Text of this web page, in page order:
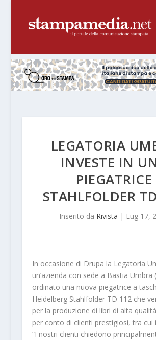
LEGATORIA
INVESTE IN
PIEGATRICE
STAHLFOLDER
Inserito da Rivista | Lug 17,
In occasione di Drupa la Legatoria
un’azienda con sede a Bastia Umbra
ordinato una nuova piegatrice a
Heidelberg Stahlfolder TD 112 che
per la produzione di libri di alta
per conto di clienti prestigiosi, tra cui
“I nostri clienti chiedono